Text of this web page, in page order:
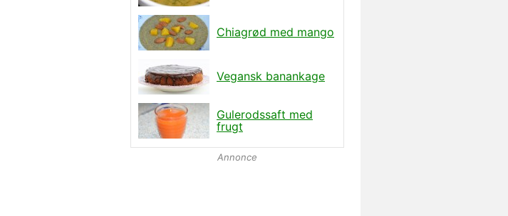
Chiagrød med mango
Vegansk banankage
Gulerodssaft med
frugt
Annonce